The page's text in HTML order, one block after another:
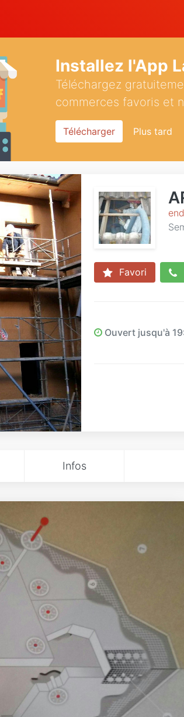
Installez l'App
Téléchargez
commerces favoris et
Télécharger Plus tard
Favori
Ouvert jusqu'à
Infos